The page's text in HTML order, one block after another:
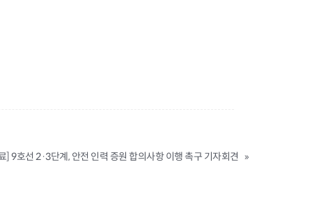
] 9호선 2·3단계, 안전 인력 증원 합의사항 이행 촉구 기자회견 »